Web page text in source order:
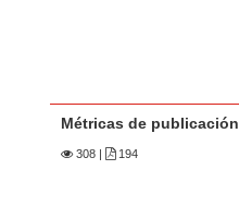
Métricas de publicación
308 | 194